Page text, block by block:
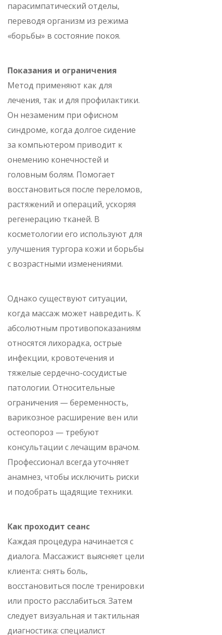
парасимпатический отделы,
переводя организм из режима
«борьбы» в состояние покоя.
Показания и ограничения
Метод применяют как для
лечения, так и для профилактики.
Он незаменим при офисном
синдроме, когда долгое сидение
за компьютером приводит к
онемению конечностей и
головным болям. Помогает
восстановиться после переломов,
растяжений и операций, ускоряя
регенерацию тканей. В
косметологии его используют для
улучшения тургора кожи и борьбы
с возрастными изменениями.
Однако существуют ситуации,
когда массаж может навредить. К
абсолютным противопоказаниям
относятся лихорадка, острые
инфекции, кровотечения и
тяжелые сердечно-сосудистые
патологии. Относительные
ограничения — беременность,
варикозное расширение вен или
остеопороз — требуют
консультации с лечащим врачом.
Профессионал всегда уточняет
анамнез, чтобы исключить риски
и подобрать щадящие техники.
Как проходит сеанс
Каждая процедура начинается с
диалога. Массажист выясняет цели
клиента: снять боль,
восстановиться после тренировки
или просто расслабиться. Затем
следует визуальная и тактильная
диагностика: специалист